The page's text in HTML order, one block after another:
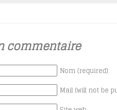
commentaire
Nom (required)
Mail (will not be